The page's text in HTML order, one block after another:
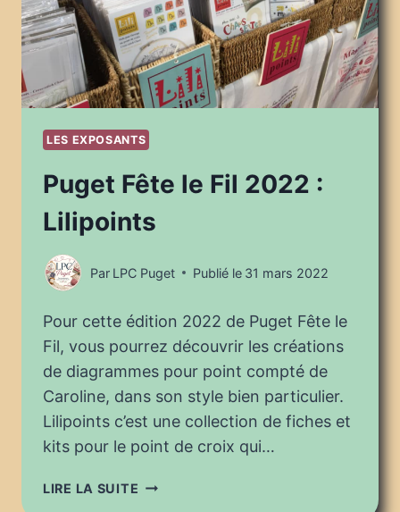
LES EXPOSANTS
Puget Fête le Fil 2022 :
Lilipoints
Par LPC Puget Publié le 31 mars 2022
Pour cette édition 2022 de Puget Fête le
Fil, vous pourrez découvrir les créations
de diagrammes pour point compté de
Caroline, dans son style bien particulier.
Lilipoints c’est une collection de fiches et
kits pour le point de croix qui…
LIRE LA SUITE PUGET